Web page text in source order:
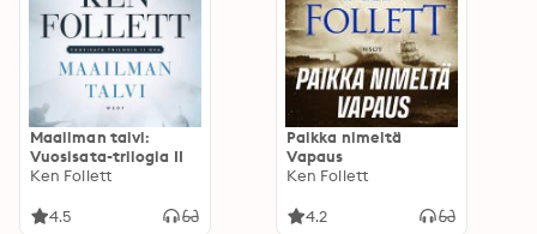
Maailman talvi:
Vuosisata-trilogia II
Ken Follett
4.5
Paikka nimeltä
Vapaus
Ken Follett
4.2